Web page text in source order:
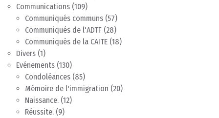
Communications (109)
Communiqués communs (57)
Communiqués de l'ADTF (28)
Communiqués de la CAITE (18)
Divers (1)
Evénements (130)
Condoléances (85)
Mémoire de l'immigration (20)
Naissance. (12)
Réussite. (9)